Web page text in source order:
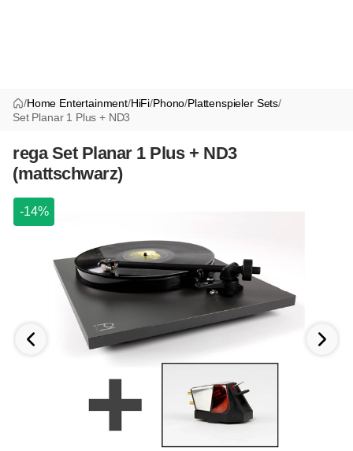
/Home Entertainment/HiFi/Phono/Plattenspieler Sets/
Set Planar 1 Plus + ND3
rega Set Planar 1 Plus + ND3
(mattschwarz)
-14%